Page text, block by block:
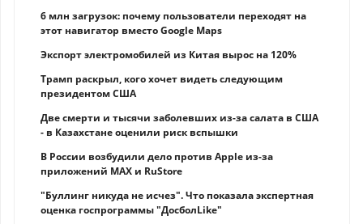
6 млн загрузок: почему пользователи переходят на
этот навигатор вместо Google Maps
Экспорт электромобилей из Китая вырос на 120%
Трамп раскрыл, кого хочет видеть следующим
президентом США
Две смерти и тысячи заболевших из-за салата в США
- в Казахстане оценили риск вспышки
В России возбудили дело против Apple из-за
приложений MAX и RuStore
"Буллинг никуда не исчез". Что показала экспертная
оценка госпрограммы "ДосболLike"